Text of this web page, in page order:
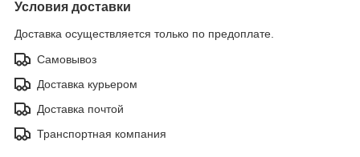
Условия доставки
Доставка осуществляется только по предоплате.
Самовывоз
Доставка курьером
Доставка почтой
Транспортная компания